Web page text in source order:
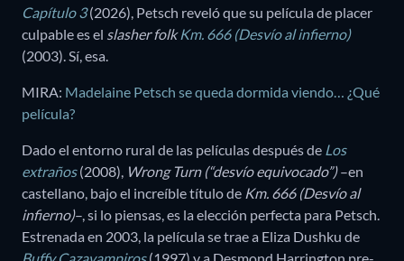
Capítulo 3(2026), Petsch reveló que su película de placer
culpable es el slasher folk Km. 666 (Desvío al infierno)
(2003). Sí, esa.
MIRA: Madelaine Petsch se queda dormida viendo… ¿Qué
película?
Dado el entorno rural de las películas después de Los
extraños(2008), Wrong Turn (“desvío equivocado”)–en
castellano, bajo el increíble título de Km. 666 (Desvío al
infierno)–, si lo piensas, es la elección perfecta para Petsch.
Estrenada en 2003, la película se trae a Eliza Dushku de